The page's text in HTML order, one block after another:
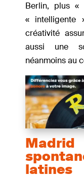
Berlin, plus «
« intelligente
créativité
aussi une
néanmoins au
latines